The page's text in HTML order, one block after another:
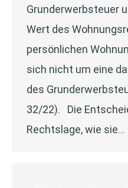
Grunderwerbsteuer
Wert des
persönlichen
sich nicht um eine
des
32/22). Die
Rechtslage, wie sie…